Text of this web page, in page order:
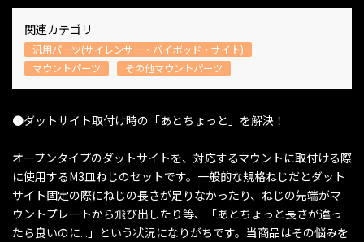
関連カテゴリ
汎用パーツ(サイレンサー・バイポッド・サイト)
マウントパーツ
その他マウントパーツ
●ダットサイト取付け時の「あとちょっと」を解決！
オープンタイプのダットサイトを、対応するマウントに取付ける際
に使用するM3皿ねじのセットです。一般的な規格ねじだとダット
サイト固定の際にねじの長さが足りなかったり、ねじの先端がマ
ウントプレートから飛び出したり等、「あとちょっと長さが違っ
たら良いのに...」という状況になりがちです。当商品はその悩みを